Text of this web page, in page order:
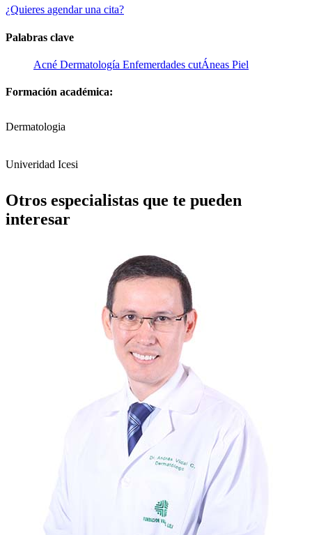
¿Quieres agendar una cita?
Palabras clave
Acné Dermatología Enfemerdades cutÁneas Piel
Formación académica:
Dermatologia
Univeridad Icesi
Otros especialistas que te pueden
interesar